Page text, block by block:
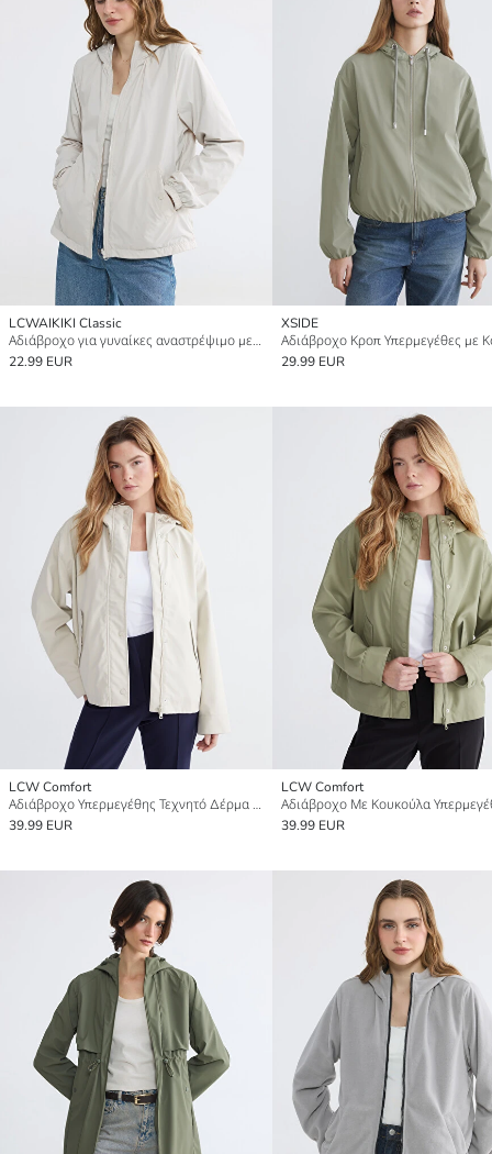
LCWAIKIKI Classic
Αδιάβροχο για γυναίκες αναστρέψιμο με κουκούλα
22.99 EUR
XSIDE
29.99 EUR
LCW Comfort
Αδιάβροχο Υπερμεγέθης Τεχνητό Δέρμα με Κουκούλα για Γυναίκες
39.99 EUR
LCW Comfort
39.99 EUR